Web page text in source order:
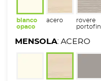
bianco
opaco
acero
rovere
portofin
MENSOLA: ACERO